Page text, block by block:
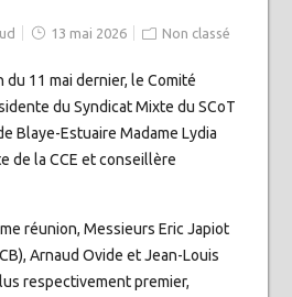
13 mai 2026 Non classé
du 11 mai dernier, le Comité
du Syndicat Mixte du SCoT
Blaye-Estuaire Madame Lydia
de la CCE et conseillère
réunion, Messieurs Eric Japiot
Arnaud Ovide et Jean-Louis
respectivement premier,